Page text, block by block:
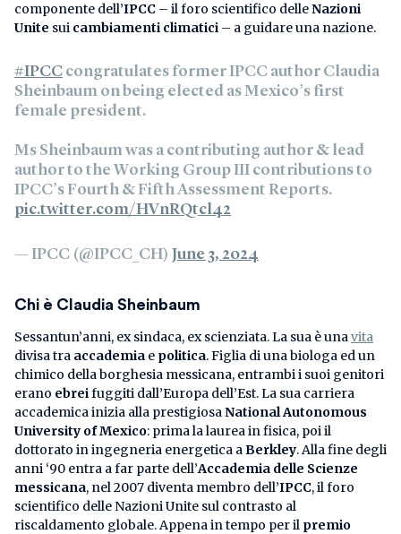
componente dell’IPCC – il foro scientifico delleNazioni
Unite sui cambiamenti climatici – a guidare una nazione.
#IPCC congratulates former IPCC author Claudia
Sheinbaum on being elected as Mexico’s first
female president.
Ms Sheinbaum was a contributing author & lead
author to the Working Group III contributions to
IPCC’s Fourth & Fifth Assessment Reports.
pic.twitter.com/HVnRQtcl42
— IPCC (@IPCC_CH) June 3, 2024
Chi è Claudia Sheinbaum
Sessantun’anni, ex sindaca, ex scienziata. La sua è unavita
divisa tra accademia e politica. Figlia di una biologa ed un
chimico della borghesia messicana, entrambi i suoi genitori
erano ebreifuggiti dall’Europa dell’Est. La sua carriera
accademica inizia alla prestigiosaNational Autonomous
University of Mexico: prima la laurea in fisica, poi il
dottorato in ingegneria energetica aBerkley. Alla fine degli
anni ‘90 entra a far parte dell’Accademia delle Scienze
messicana, nel 2007 diventa membro dell’IPCC, il foro
scientifico delle Nazioni Unite sul contrasto al
riscaldamento globale. Appena in tempo per il premio